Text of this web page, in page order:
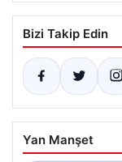
Bizi Takip Edin
Yan Manşet